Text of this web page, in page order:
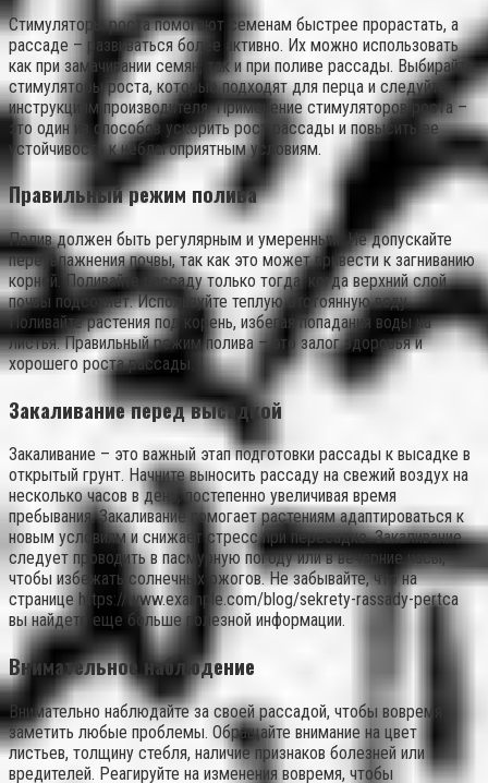
Стимуляторы роста помогают семенам быстрее прорастать, а
рассаде – развиваться более активно. Их можно использовать
как при замачивании семян, так и при поливе рассады. Выбирайте
стимуляторы роста, которые подходят для перца и следуйте
инструкциям производителя. Применение стимуляторов роста –
это один из способов ускорить рост рассады и повысить ее
устойчивость к неблагоприятным условиям.
Правильный режим полива
Полив должен быть регулярным и умеренным. Не допускайте
переувлажнения почвы, так как это может привести к загниванию
корней. Поливайте рассаду только тогда, когда верхний слой
почвы подсохнет. Используйте теплую отстоянную воду.
Поливайте растения под корень, избегая попадания воды на
листья. Правильный режим полива – это залог здоровья и
хорошего роста рассады.
Закаливание перед высадкой
Закаливание – это важный этап подготовки рассады к высадке в
открытый грунт. Начните выносить рассаду на свежий воздух на
несколько часов в день, постепенно увеличивая время
пребывания. Закаливание помогает растениям адаптироваться к
новым условиям и снижает стресс при пересадке. Закаливание
следует проводить в пасмурную погоду или в вечерние часы,
чтобы избежать солнечных ожогов. Не забывайте, что на
странице https://www.example.com/blog/sekrety-rassady-pertca
вы найдете еще больше полезной информации.
Внимательное наблюдение
Внимательно наблюдайте за своей рассадой, чтобы вовремя
заметить любые проблемы. Обращайте внимание на цвет
листьев, толщину стебля, наличие признаков болезней или
вредителей. Реагируйте на изменения вовремя, чтобы